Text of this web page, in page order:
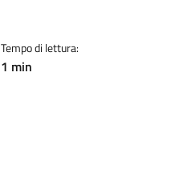
Tempo di lettura:
1 min